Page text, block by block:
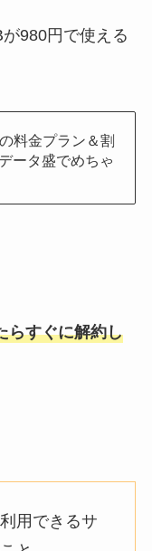
980円で使える
料金プラン＆割
ータ盛でめちゃ
らすぐに解約し
用できるサ